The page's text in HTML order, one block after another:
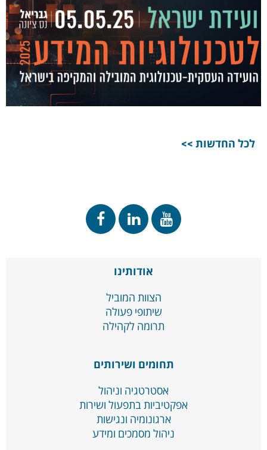
לכל החדשות >>
אודותינו
הצוות המוביל
שיתופי פעולה
תרומה לקהילה
תחומים ושירותים
אסטרטגיה וניהול
אפקטיביות בתפעול ושירות
ארגונומיה ונגישות
ניהול מסמכים ומידע